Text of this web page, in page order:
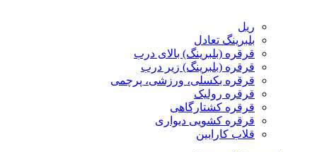
ریل
بلبرینگ تعادل
قرقره (بلبرینگ) بالای درب
قرقره (بلبرینگ) زیر درب
قرقره بکسلی، ورزشی، پرچمی
قرقره رولیک
قرقره کشتارگاهی
قرقره کشویی دیواری
قلاب کارابین